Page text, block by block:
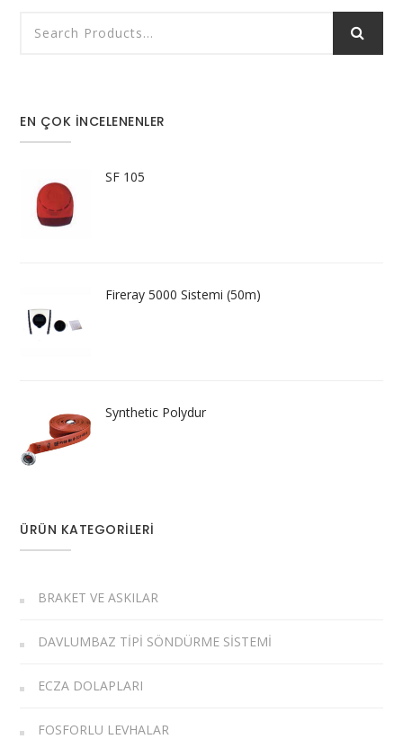
EN ÇOK İNCELENENLER
SF 105
Fireray 5000 Sistemi (50m)
Synthetic Polydur
ÜRÜN KATEGORILERI
BRAKET VE ASKILAR
DAVLUMBAZ TIPI SÖNDÜRME SISTEMI
ECZA DOLAPLARI
FOSFORLU LEVHALAR